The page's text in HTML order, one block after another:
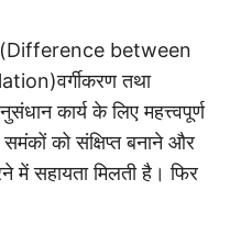
(Difference between
तथा
कार्य के लिए महत्त्वपूर्ण
समंकों को संक्षिप्त बनाने और
में सहायता मिलती है। फिर